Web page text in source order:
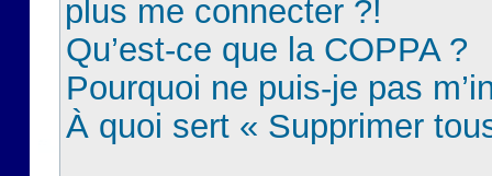
plus me connecter ?!
Qu’est-ce que la COPPA ?
Pourquoi ne puis-je pas
À quoi sert « Supprimer